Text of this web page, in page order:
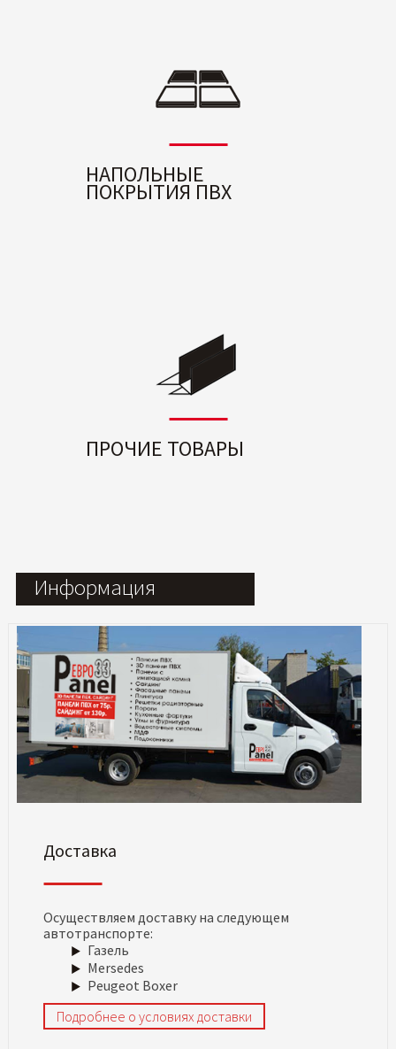
НАПОЛЬНЫЕ
ПОКРЫТИЯ ПВХ
ПРОЧИЕ ТОВАРЫ
Информация
Доставка
Осуществляем доставку на следующем
автотранспорте:
Газель
Mersedes
Peugeot Boxer
Подробнее о условиях доставки